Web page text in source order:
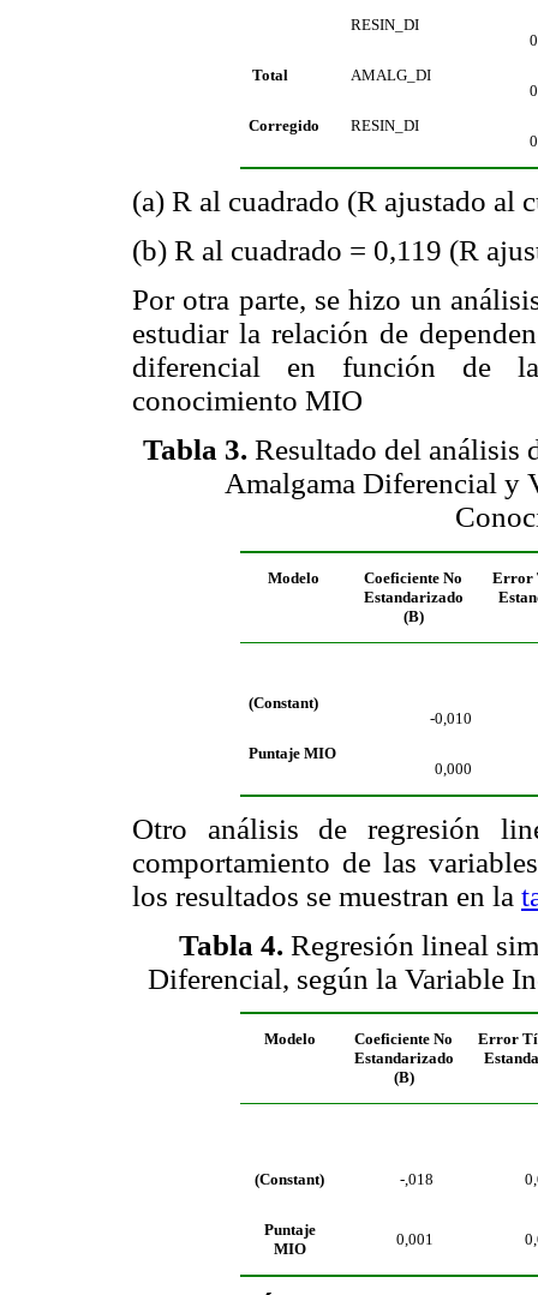
RESIN_DI
Total
AMALG_DI
Corregido
RESIN_DI
(a) R al cuadrado (R ajustado al
(b) R al cuadrado = 0,119 (R
Por otra parte, se hizo un
estudiar la relación de
diferencial en función de
conocimiento MIO
Tabla 3. Resultado del análisis
Amalgama Diferencial y
Modelo
Coeficiente No
Estandarizado
(B)
Error
(Constant)
-0,010
Puntaje MIO
0,000
Otro análisis de regresión
comportamiento de las
los resultados se muestran en la
Tabla 4. Regresión lineal
Diferencial, según la Variable
Modelo
Coeficiente No
Estandarizado
(B)
Error
(Constant) -,018
Puntaje
MIO
0,001